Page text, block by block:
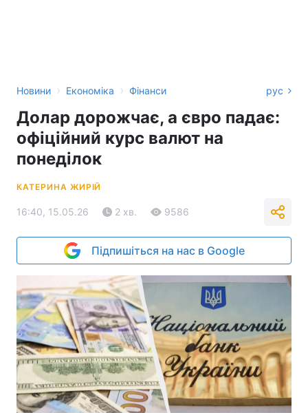
Новини › Економіка › Фінанси рус
Долар дорожчає, а євро падає:
офіційний курс валют на
понеділок
КАТЕРИНА ЖИРІЙ
16:40, 15.05.26 2 хв. 9586
Підпишіться на нас в Google